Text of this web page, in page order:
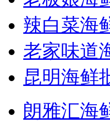
辣白菜海
老家味道
昆明海鲜
朗雅汇海